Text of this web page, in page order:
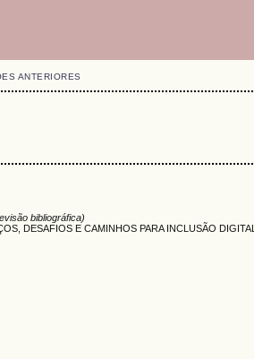
ANTERIORES
bibliográfica)
DESAFIOS E CAMINHOS PARA INCLUSÃO DIGITAL